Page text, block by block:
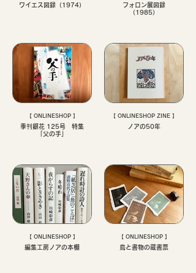
ワイエス図録（1974）
フォロン展図録
（1985）
【 ONLINESHOP 】
季刊銀花 125号 特集
「父の手」
【 ONLINESHOP ZINE 】
ノアの50年
【 ONLINESHOP 】
編集工房ノアの本棚
【 ONLINESHOP 】
鳥と書物の蔵書票